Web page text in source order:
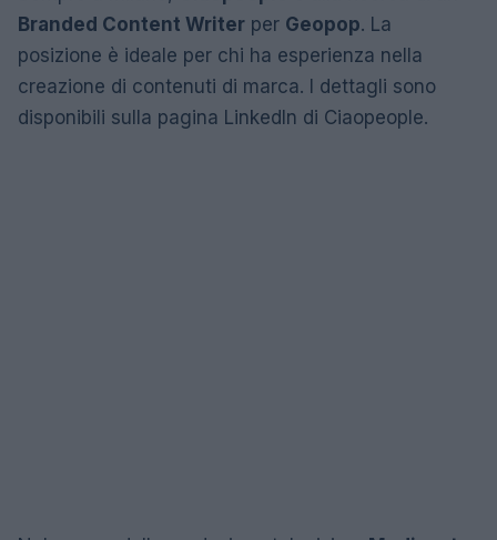
Branded Content Writer per Geopop. La
posizione è ideale per chi ha esperienza nella
creazione di contenuti di marca. I dettagli sono
disponibili sulla pagina LinkedIn di Ciaopeople.